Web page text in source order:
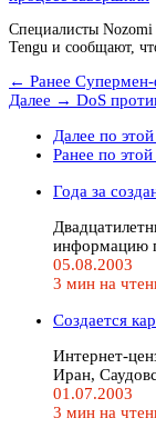
Специалисты
Tengu и сообщают,
← Ранее
Далее → DoS
Далее по
Ранее по
Года за
информацию
05.08.2003
3 мин на
Cоздается
Интернет-
Иран,
01.07.2003
3 мин на